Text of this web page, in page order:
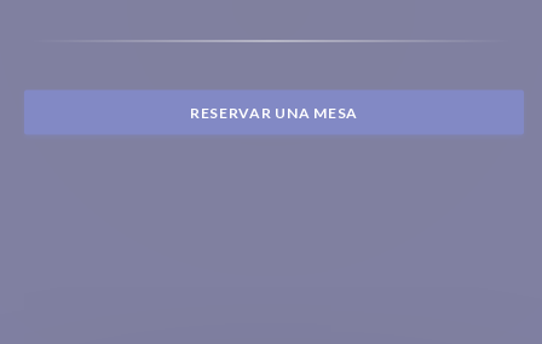
RESERVAR UNA MESA